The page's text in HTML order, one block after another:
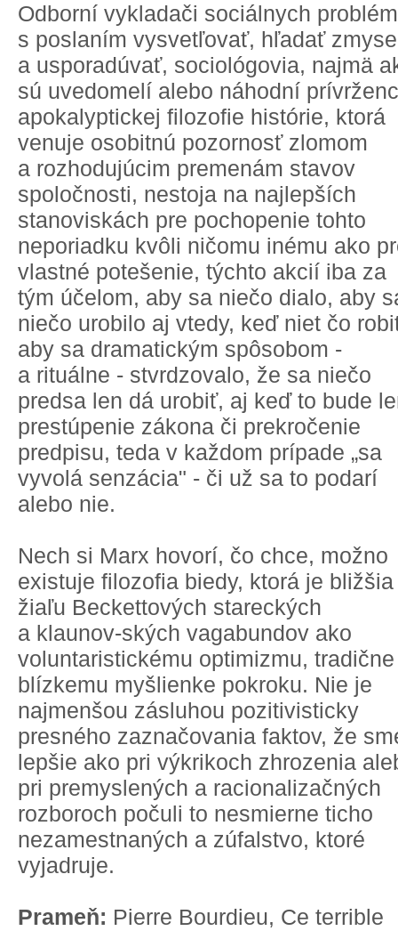
Odborní vykladači sociálnych
s poslaním vysvetľovať, hľadať
a usporadúvať, sociológovia, najmä
sú uvedomelí alebo náhodní
apokalyptickej filozofie histórie, ktorá
venuje osobitnú pozornosť zlomom
a rozhodujúcim premenám stavov
spoločnosti, nestoja na najlepších
stanoviskách pre pochopenie tohto
neporiadku kvôli ničomu inému ako
vlastné potešenie, týchto akcií iba za
tým účelom, aby sa niečo dialo, aby
niečo urobilo aj vtedy, keď niet čo
aby sa dramatickým spôsobom -
a rituálne - stvrdzovalo, že sa niečo
predsa len dá urobiť, aj keď to bude
prestúpenie zákona či prekročenie
predpisu, teda v každom prípade „sa
vyvolá senzácia" - či už sa to podarí
alebo nie.
Nech si Marx hovorí, čo chce, možno
existuje filozofia biedy, ktorá je bližšia
žiaľu Beckettových stareckých
a klaunov-ských vagabundov ako
voluntaristickému optimizmu, tradične
blízkemu myšlienke pokroku. Nie je
najmenšou zásluhou pozitivisticky
presného zaznačovania faktov, že
lepšie ako pri výkrikoch zhrozenia
pri premyslených a racionalizačných
rozboroch počuli to nesmierne ticho
nezamestnaných a zúfalstvo, ktoré
vyjadruje.
Prameň: Pierre Bourdieu, Ce terrible